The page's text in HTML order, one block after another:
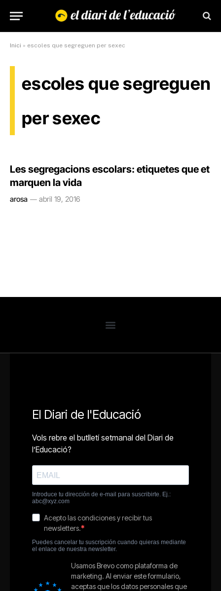
Inici » escoles que segreguen per sexec
escoles que segreguen
per sexec
Les segregacions escolars: etiquetes que et
marquen la vida
arosa abril 19, 2016